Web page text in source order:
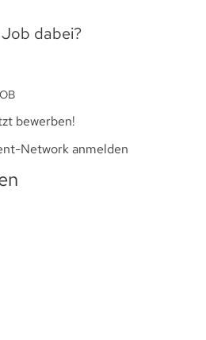
dabei?
bewerben!
Network anmelden